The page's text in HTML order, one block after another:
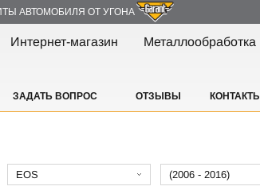
АВТОМОБИЛЯ ОТ УГОНА
Интернет-магазин
Металлообработка
ЗАДАТЬ ВОПРОС ОТЗЫВЫ КОНТАКТЫ
EOS (2006 - 2016)